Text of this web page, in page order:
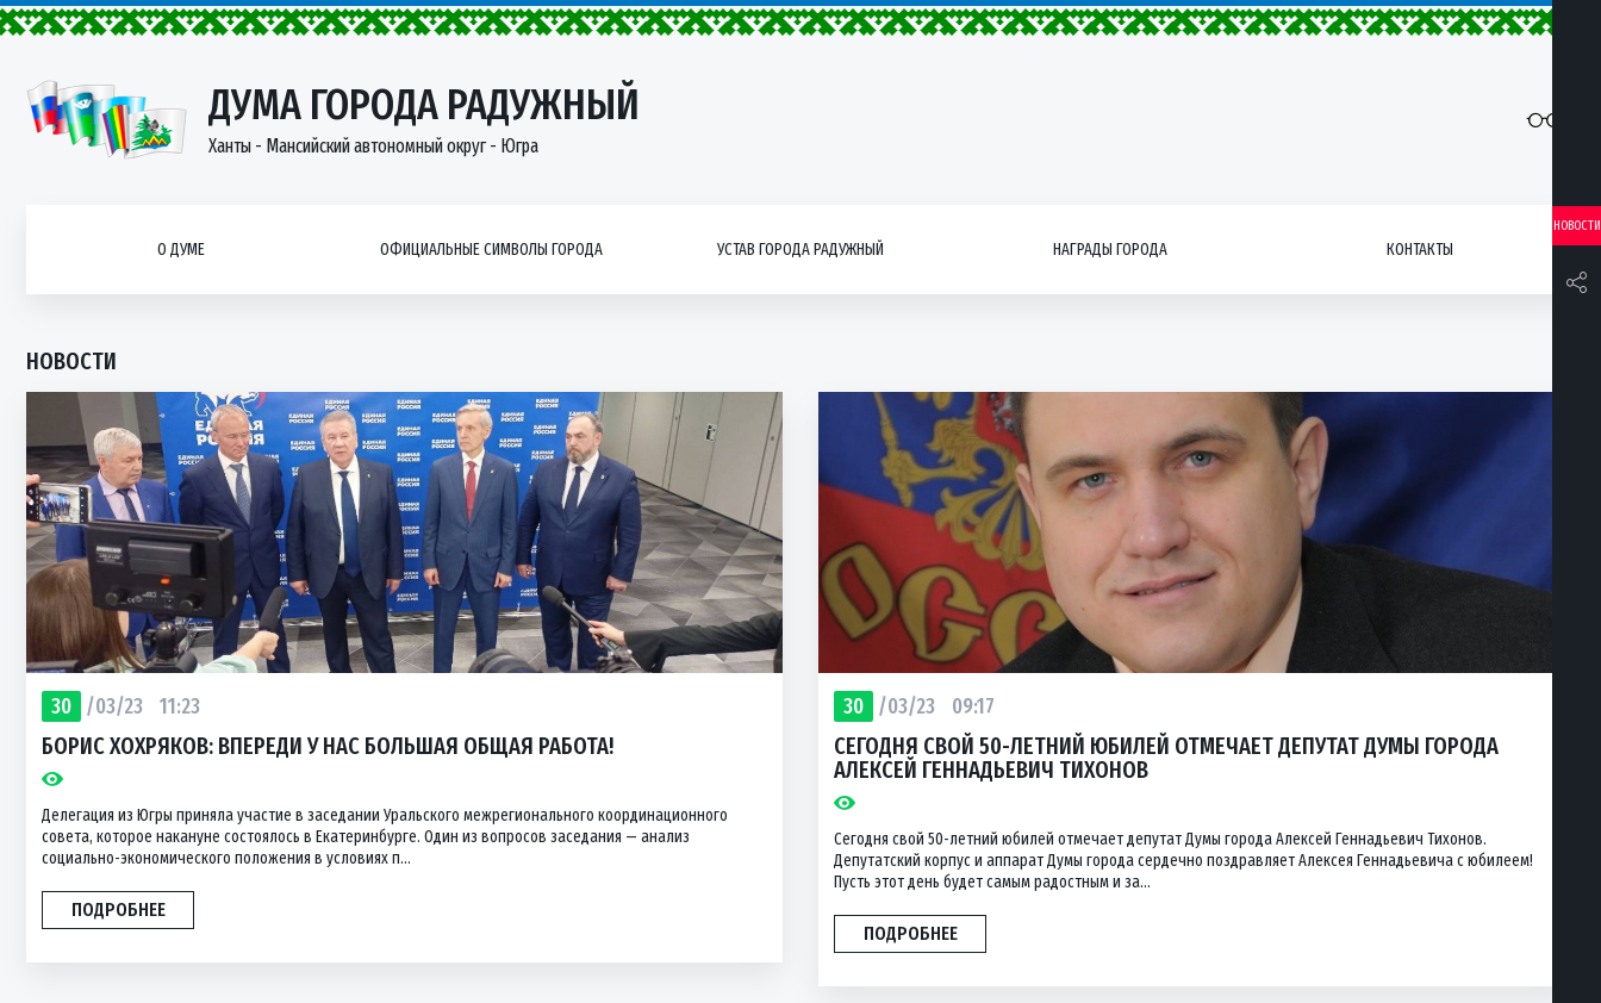
ДУМА ГОРОДА РАДУЖНЫЙ
Ханты - Мансийский автономный округ - Югра
О ДУМЕ ОФИЦИАЛЬНЫЕ СИМВОЛЫ ГОРОДА УСТАВ ГОРОДА РАДУЖНЫЙ НАГРАДЫ ГОРОДА КОНТАКТЫ
НОВОСТИ
НОВОСТИ
30 /03/23 11:23
БОРИС ХОХРЯКОВ: ВПЕРЕДИ У НАС БОЛЬШАЯ ОБЩАЯ РАБОТА!
Делегация из Югры приняла участие в заседании Уральского межрегионального координационного
совета, которое накануне состоялось в Екатеринбурге. Один из вопросов заседания — анализ
социально-экономического положения в условиях п...
ПОДРОБНЕЕ
30 /03/23 09:17
СЕГОДНЯ СВОЙ 50-ЛЕТНИЙ ЮБИЛЕЙ ОТМЕЧАЕТ ДЕПУТАТ ДУМЫ ГОРОДА
АЛЕКСЕЙ ГЕННАДЬЕВИЧ ТИХОНОВ
Сегодня свой 50-летний юбилей отмечает депутат Думы города Алексей Геннадьевич Тихонов.
Депутатский корпус и аппарат Думы города сердечно поздравляет Алексея Геннадьевича с юбилеем!
Пусть этот день будет самым радостным и за...
ПОДРОБНЕЕ